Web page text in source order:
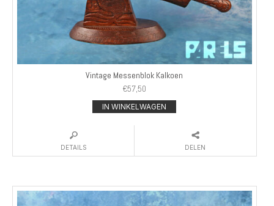
Vintage Messenblok Kalkoen
€57,50
IN WINKELWAGEN
DETAILS DELEN